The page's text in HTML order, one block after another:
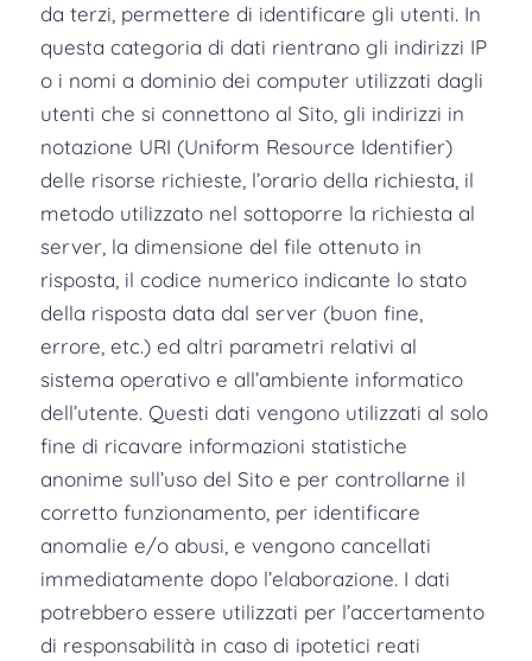
da terzi, permettere di identificare gli utenti. In
questa categoria di dati rientrano gli indirizzi IP
o i nomi a dominio dei computer utilizzati dagli
utenti che si connettono al Sito, gli indirizzi in
notazione URI (Uniform Resource Identifier)
delle risorse richieste, l’orario della richiesta, il
metodo utilizzato nel sottoporre la richiesta al
server, la dimensione del file ottenuto in
risposta, il codice numerico indicante lo stato
della risposta data dal server (buon fine,
errore, etc.) ed altri parametri relativi al
sistema operativo e all’ambiente informatico
dell’utente. Questi dati vengono utilizzati al solo
fine di ricavare informazioni statistiche
anonime sull’uso del Sito e per controllarne il
corretto funzionamento, per identificare
anomalie e/o abusi, e vengono cancellati
immediatamente dopo l’elaborazione. I dati
potrebbero essere utilizzati per l’accertamento
di responsabilità in caso di ipotetici reati